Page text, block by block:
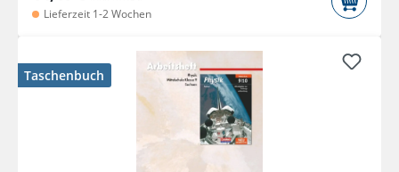
Lieferzeit 1-2 Wochen
Taschenbuch